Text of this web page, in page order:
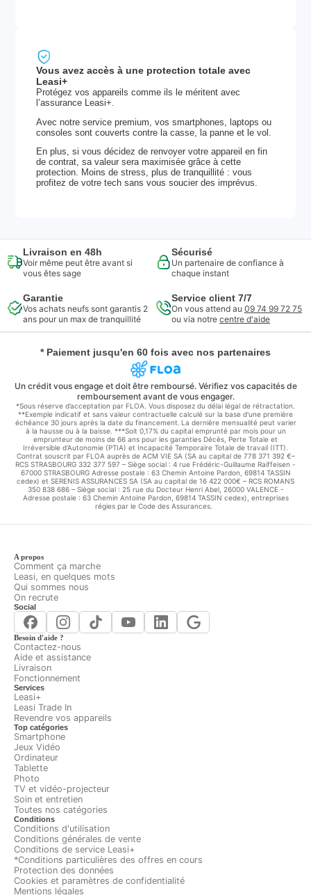
Vous avez accès à une protection totale avec
Leasi+
Protégez vos appareils comme ils le méritent avec
l’assurance Leasi+.
Avec notre service premium, vos smartphones, laptops ou
consoles sont couverts contre la casse, la panne et le vol.
En plus, si vous décidez de renvoyer votre appareil en fin
de contrat, sa valeur sera maximisée grâce à cette
protection. Moins de stress, plus de tranquillité : vous
profitez de votre tech sans vous soucier des imprévus.
Livraison en 48h
Voir même peut être avant si
vous êtes sage
Sécurisé
Un partenaire de confiance à
chaque instant
Garantie
Vos achats neufs sont garantis 2
ans pour un max de tranquillité
Service client 7/7
On vous attend au 09 74 99 72 75
ou via notre centre d'aide
* Paiement jusqu'en 60 fois avec nos partenaires
Un crédit vous engage et doit être remboursé. Vérifiez vos capacités de
remboursement avant de vous engager.
*Sous réserve d’acceptation par FLOA. Vous disposez du délai légal de rétractation.
**Exemple indicatif et sans valeur contractuelle calculé sur la base d'une première
échéance 30 jours après la date du financement. La dernière mensualité peut varier
à la hausse ou à la baisse. ***Soit 0,17% du capital emprunté par mois pour un
emprunteur de moins de 66 ans pour les garanties Décès, Perte Totale et
Irréversible d'Autonomie (PTIA) et Incapacité Temporaire Totale de travail (ITT).
Contrat souscrit par FLOA auprès de ACM VIE SA (SA au capital de 778 371 392 €–
RCS STRASBOURG 332 377 597 – Siège social : 4 rue Frédéric-Guillaume Raiffeisen -
67000 STRASBOURG Adresse postale : 63 Chemin Antoine Pardon, 69814 TASSIN
cedex) et SERENIS ASSURANCES SA (SA au capital de 16 422 000€ – RCS ROMANS
350 838 686 – Siège social : 25 rue du Docteur Henri Abel, 26000 VALENCE -
Adresse postale : 63 Chemin Antoine Pardon, 69814 TASSIN cedex), entreprises
régies par le Code des Assurances.
A propos
Comment ça marche
Leasi, en quelques mots
Qui sommes nous
On recrute
Social
Besoin d'aide ?
Contactez-nous
Aide et assistance
Livraison
Fonctionnement
Services
Leasi+
Leasi Trade In
Revendre vos appareils
Top catégories
Smartphone
Jeux Vidéo
Ordinateur
Tablette
Photo
TV et vidéo-projecteur
Soin et entretien
Toutes nos catégories
Conditions
Conditions d'utilisation
Conditions générales de vente
Conditions de service Leasi+
*Conditions particulières des offres en cours
Protection des données
Cookies et paramètres de confidentialité
Mentions légales